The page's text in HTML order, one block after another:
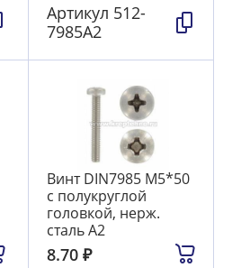
Артикул 512-
7985А2
Винт DIN7985 М5*50
с полукруглой
головкой, нерж.
сталь А2
8.70 ₽